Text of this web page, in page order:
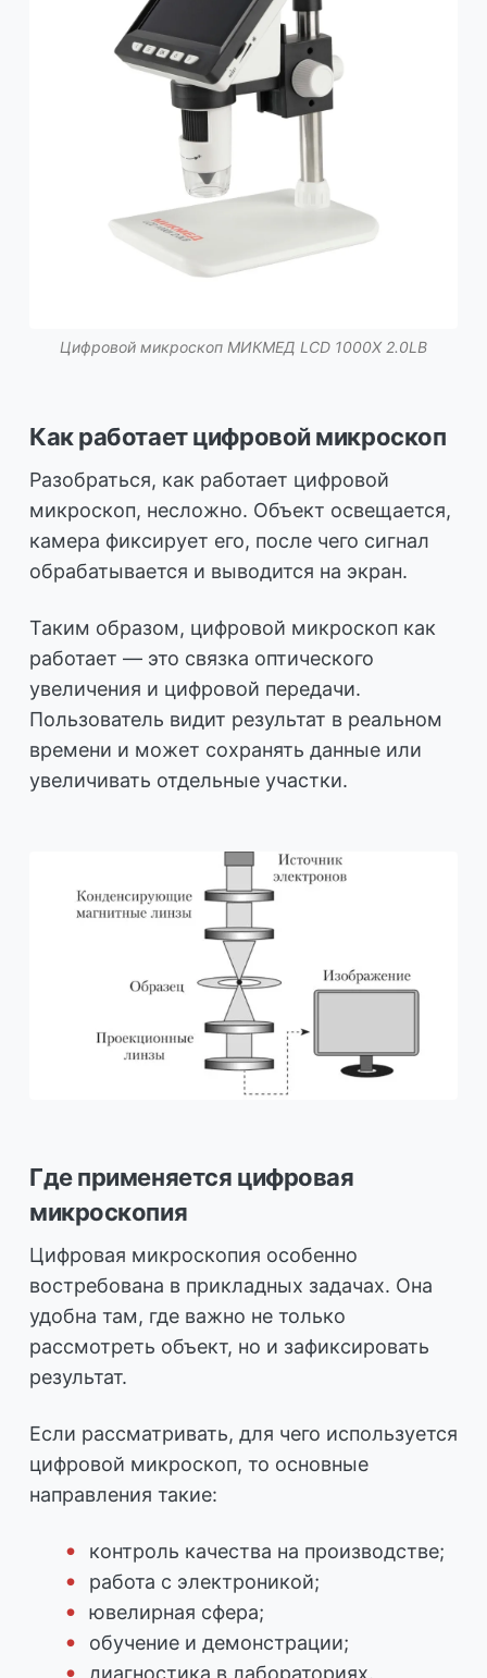
Цифровой микроскоп МИКМЕД LCD 1000Х 2.0LB
Как работает цифровой микроскоп
Разобраться, как работает цифровой
микроскоп, несложно. Объект освещается,
камера фиксирует его, после чего сигнал
обрабатывается и выводится на экран.
Таким образом, цифровой микроскоп как
работает — это связка оптического
увеличения и цифровой передачи.
Пользователь видит результат в реальном
времени и может сохранять данные или
увеличивать отдельные участки.
Где применяется цифровая
микроскопия
Цифровая микроскопия особенно
востребована в прикладных задачах. Она
удобна там, где важно не только
рассмотреть объект, но и зафиксировать
результат.
Если рассматривать, для чего используется
цифровой микроскоп, то основные
направления такие:
контроль качества на производстве;
работа с электроникой;
ювелирная сфера;
обучение и демонстрации;
диагностика в лабораториях.